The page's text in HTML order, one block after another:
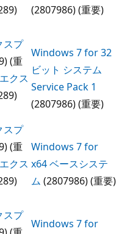
(2807986) (重要)
スプ
(重
クス
Windows 7 for 32
ビット システム
Service Pack 1
(2807986) (重要)
スプ
(重
クス
Windows 7 for
x64 ベースシステ
ム (2807986) (重要)
スプ
Windows 7 for